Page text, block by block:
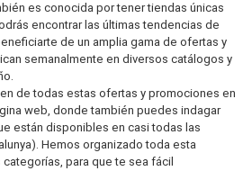
es conocida por tener tiendas únicas
encontrar las últimas tendencias de
de un amplia gama de ofertas y
semanalmente en diversos catálogos y
de todas estas ofertas y promociones en
web, donde también puedes indagar
están disponibles en casi todas las
Hemos organizado toda esta
para que te sea fácil